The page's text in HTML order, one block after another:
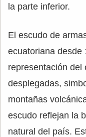
la parte inferior.
El escudo de
ecuatoriana desde
representación del
desplegadas,
montañas
escudo reflejan la
natural del país.